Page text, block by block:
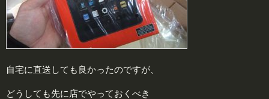
自宅に直送しても良かったのですが、
どうしても先に店でやっておくべき